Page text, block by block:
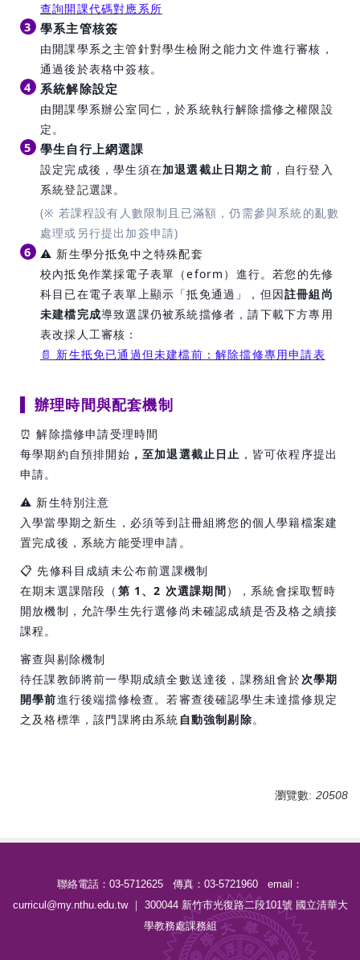
查詢開課代碼對應系所
3 學系主管核簽
由開課學系之主管針對學生檢附之能力文件進行審核，
通過後於表格中簽核。
4 系統解除設定
由開課學系辦公室同仁，於系統執行解除擋修之權限設
定。
5 學生自行上網選課
設定完成後，學生須在加退選截止日期之前 ，自行登入
系統登記選課。
(※ 若課程設有人數限制且已滿額，仍需參與系統的亂數
處理或另行提出加簽申請)
6
⚠️ 新生學分抵免中之特殊配套
校內抵免作業採電子表單（eform）進行。若您的先修
科目已在電子表單上顯示「抵免通過」，但因註冊組尚
未建檔完成導致選課仍被系統擋修者，請下載下方專用
表改採人工審核：
📄 新生抵免已通過但未建檔前：解除擋修專用申請表
辦理時間與配套機制
⏰ 解除擋修申請受理時間
每學期約自預排開始 ，至加退選截止日止 ，皆可依程序提出
申請。
⚠️ 新生特別注意
入學當學期之新生，必須等到註冊組將您的個人學籍檔案建
置完成後，系統方能受理申請。
📋 先修科目成績未公布前選課機制
在期末選課階段（ 第 1、2 次選課期間），系統會採取暫時
開放機制，允許學生先行選修尚未確認成績是否及格之續接
課程。
審查與剔除機制
待任課教師將前一學期成績全數送達後，課務組會於次學期
開學前進行後端擋修檢查。若審查後確認學生未達擋修規定
之及格標準，該門課將由系統 自動強制剔除。
瀏覽數: 20508
聯絡電話：03-5712625 傳真：03-5721960 email：
curricul@my.nthu.edu.tw ｜ 300044 新竹市光復路二段101號 國立清華大
學教務處課務組